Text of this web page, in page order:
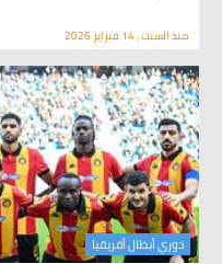
منذ السبت , 14 فبراير 2026
دوري أبطال أفريقيا